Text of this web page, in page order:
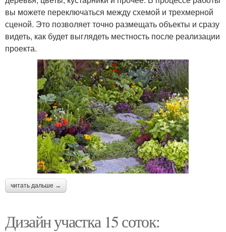
вы можете переключаться между схемой и трехмерной
сценой. Это позволяет точно размещать объекты и сразу
видеть, как будет выглядеть местность после реализации
проекта.
читать дальше →
Дизайн участка 15 соток: